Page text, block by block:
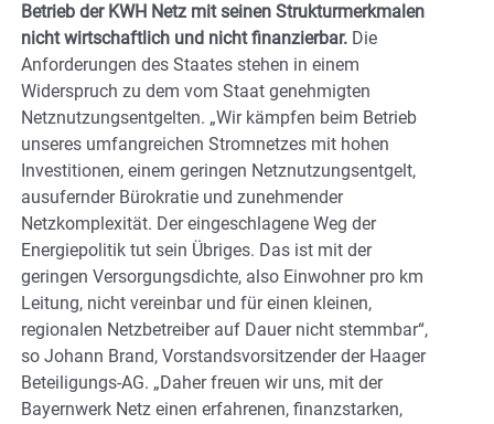
Betrieb der KWH Netz mit seinen Strukturmerkmalen
nicht wirtschaftlich und nicht finanzierbar. Die
Anforderungen des Staates stehen in einem
Widerspruch zu dem vom Staat genehmigten
Netznutzungsentgelten. „Wir kämpfen beim Betrieb
unseres umfangreichen Stromnetzes mit hohen
Investitionen, einem geringen Netznutzungsentgelt,
ausufernder Bürokratie und zunehmender
Netzkomplexität. Der eingeschlagene Weg der
Energiepolitik tut sein Übriges. Das ist mit der
geringen Versorgungsdichte, also Einwohner pro km
Leitung, nicht vereinbar und für einen kleinen,
regionalen Netzbetreiber auf Dauer nicht stemmbar“,
so Johann Brand, Vorstandsvorsitzender der Haager
Beteiligungs-AG. „Daher freuen wir uns, mit der
Bayernwerk Netz einen erfahrenen, finanzstarken,